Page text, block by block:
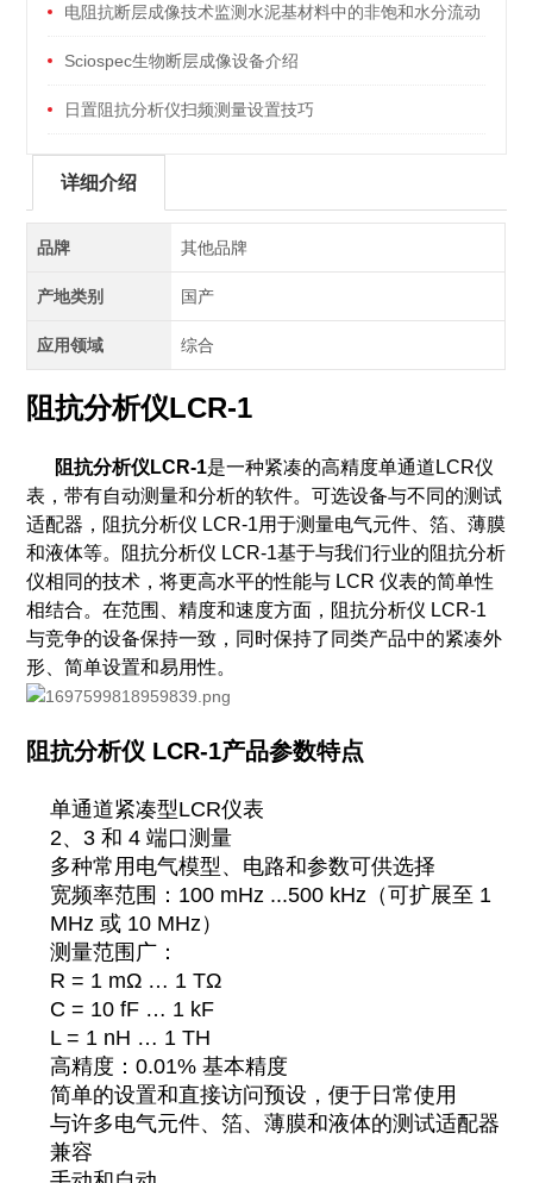
心脏时间变化
电阻抗断层成像技术监测水泥基材料中的非饱和水分流动
Sciospec生物断层成像设备介绍
日置阻抗分析仪扫频测量设置技巧
详细介绍
品牌 其他品牌
产地类别 国产
应用领域 综合
阻抗分析仪LCR-1
阻抗分析仪LCR-1是一种紧凑的高精度单通道LCR仪
表，带有自动测量和分析的软件。可选设备与不同的测试
适配器， 阻抗分析仪 LCR-1用于测量电气元件、箔、薄膜
和液体等。阻抗分析仪 LCR-1基于与我们行业的阻抗分析
仪相同的技术，将更高水平的性能与 LCR 仪表的简单性
相结合。在范围、精度和速度方面，阻抗分析仪 LCR-1
与竞争的设备保持一致，同时保持了同类产品中的紧凑外
形、简单设置和易用性。
阻抗分析仪 LCR-1产品参数特点
单通道紧凑型LCR仪表
2、3 和 4 端口测量
多种常用电气模型、电路和参数可供选择
宽频率范围：100 mHz ...500 kHz（可扩展至 1
MHz 或 10 MHz）
测量范围广：
R = 1 mΩ … 1 TΩ
C = 10 fF … 1 kF
L = 1 nH … 1 TH
高精度：0.01% 基本精度
简单的设置和直接访问预设，便于日常使用
与许多电气元件、箔、薄膜和液体的测试适配器
兼容